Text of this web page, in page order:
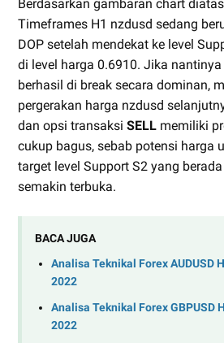
Berdasarkan gambaran chart
Timeframes H1 nzdusd sedang
DOP setelah mendekat ke level
di level harga 0.6910. Jika
berhasil di break secara dominan,
pergerakan harga nzdusd
dan opsi transaksi SELL memiliki
cukup bagus, sebab potensi harga
target level Support S2 yang
semakin terbuka.
BACA JUGA
Analisa Teknikal Forex AUDUSD
2022
Analisa Teknikal Forex GBPUSD
2022